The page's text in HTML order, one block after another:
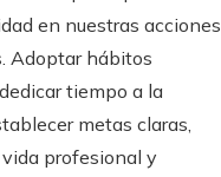
en nuestras acciones
Adoptar hábitos
tiempo a la
metas claras,
profesional y